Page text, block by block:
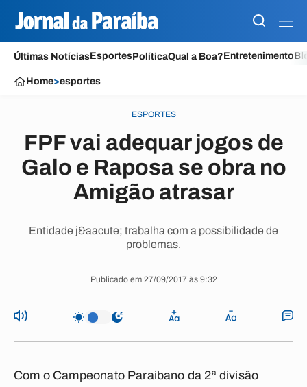
Últimas NotíciasEsportesPolíticaQual a Boa?Entretenimento
Home>esportes
ESPORTES
FPF vai adequar jogos de
Galo e Raposa se obra no
Amigão atrasar
Entidade j&aacute; trabalha com a possibilidade de
problemas.
Publicado em 27/09/2017 às 9:32
Com o Campeonato Paraibano da 2ª divisão